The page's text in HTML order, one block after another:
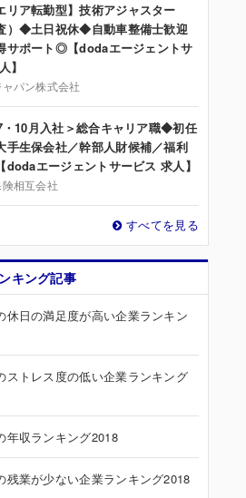
リア転勤型】技術アジャスター
）◆土日祝休◆自動車整備士歓迎
サポート◎【dodaエージェントサ
】
パン株式会社
・10月入社＞総合キャリア職◆初任
手生保会社／幹部人財候補／福利
dodaエージェントサービス 求人】
相互会社
すべてを見る
キング記事
休日の満足度が高い企業ランキン
ストレス度の低い企業ランキング
年収ランキング2018
残業が少ない企業ランキング2018